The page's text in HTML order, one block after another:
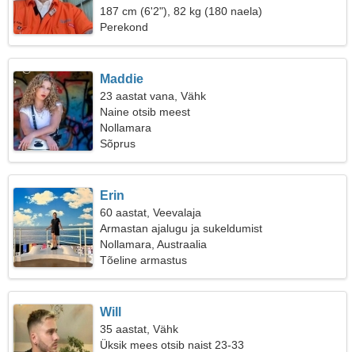
187 cm (6'2"), 82 kg (180 naela)
Perekond
Maddie
23 aastat vana, Vähk
Naine otsib meest
Nollamara
Sõprus
Erin
60 aastat, Veevalaja
Armastan ajalugu ja sukeldumist
Nollamara, Austraalia
Tõeline armastus
Will
35 aastat, Vähk
Üksik mees otsib naist 23-33